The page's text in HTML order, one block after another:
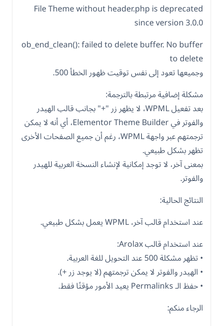
File Theme without header.php is deprecated
since version 3.0.0
ob_end_clean(): failed to delete buffer. No buffer
to delete
وجميعها تعود إلى نفس توقيت ظهور الخطأ 500.
مشكلة إضافية مرتبطة بالترجمة:
بعد تفعيل WPML، لا يظهر زر "+" بجانب قالب الهيدر
والفوتر في Elementor Theme Builder، أي أنه لا يمكن
ترجمتهم عبر واجهة WPML، رغم أن جميع الصفحات الأخرى
تظهر بشكل طبيعي.
بمعنى آخر، لا توجد إمكانية لإنشاء النسخة العربية للهيدر
والفوتر.
النتائج الحالية:
عند استخدام قالب آخر، WPML يعمل بشكل طبيعي.
عند استخدام قالب Arolax:
• تظهر مشكلة 500 عند التحويل للغة العربية.
• الهيدر والفوتر لا يمكن ترجمتهم (لا يوجد زر +).
• حفظ الـ Permalinks يعيد الأمور مؤقتًا فقط.
الرجاء منكم: